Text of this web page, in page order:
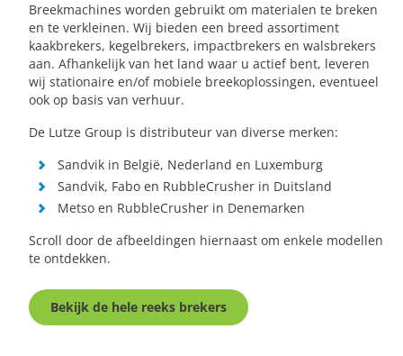
Breekmachines worden gebruikt om materialen te breken
en te verkleinen. Wij bieden een breed assortiment
kaakbrekers, kegelbrekers, impactbrekers en walsbrekers
aan. Afhankelijk van het land waar u actief bent, leveren
wij stationaire en/of mobiele breekoplossingen, eventueel
ook op basis van verhuur.
De Lutze Group is distributeur van diverse merken:
Sandvik in België, Nederland en Luxemburg
Sandvik, Fabo en RubbleCrusher in Duitsland
Metso en RubbleCrusher in Denemarken
Scroll door de afbeeldingen hiernaast om enkele modellen
te ontdekken.
Bekijk de hele reeks brekers